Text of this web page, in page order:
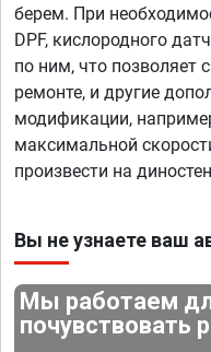
берем. При
DPF, кислородного
по ним, что позволяет
ремонте, и другие
модификации,
максимальной
произвести на
Вы не узнаете ваш
Мы работаем
почувствовать